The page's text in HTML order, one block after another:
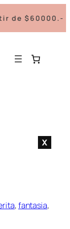
de $60000.-
X
, fantasia,